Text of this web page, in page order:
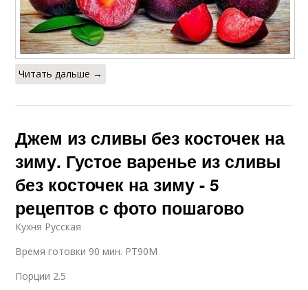
Читать дальше →
Джем из сливы без косточек на
зиму. Густое варенье из сливы
без косточек на зиму - 5
рецептов с фото пошагово
Кухня Русская
Время готовки 90 мин. PT90M
Порции 2.5